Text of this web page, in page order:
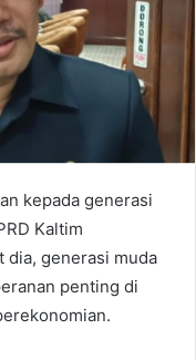
kepada generasi
Kaltim
dia, generasi muda
penting di